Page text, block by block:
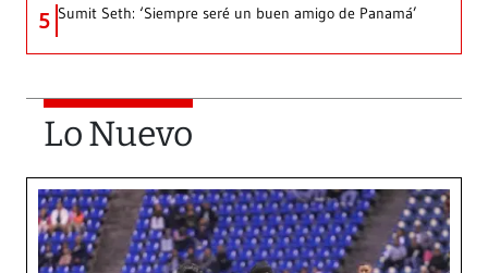
5 Sumit Seth: ‘Siempre seré un buen amigo de Panamá’
Lo Nuevo